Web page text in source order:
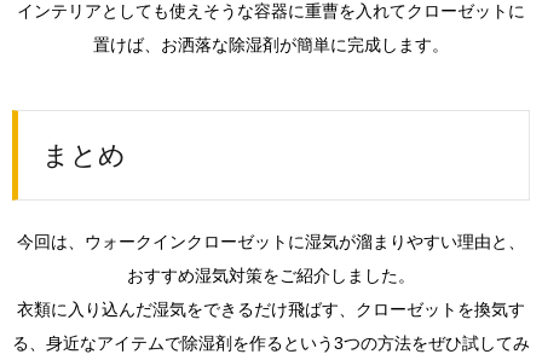
インテリアとしても使えそうな容器に重曹を入れてクローゼットに
置けば、お洒落な除湿剤が簡単に完成します。
まとめ
今回は、ウォークインクローゼットに湿気が溜まりやすい理由と、
おすすめ湿気対策をご紹介しました。
衣類に入り込んだ湿気をできるだけ飛ばす、クローゼットを換気す
る、身近なアイテムで除湿剤を作るという3つの方法をぜひ試してみ